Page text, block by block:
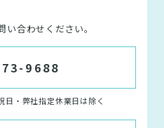
い合わせください。
9688
・弊社指定休業日は除く